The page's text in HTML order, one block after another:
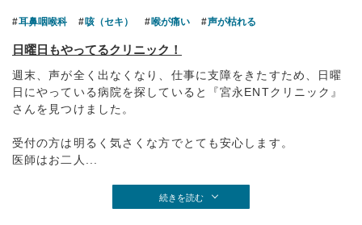
耳鼻咽喉科 咳（セキ） 喉が痛い 声が枯れる
日曜日もやってるクリニック！
週末、声が全く出なくなり、仕事に支障をきたすため、日曜
日にやっている病院を探していると『宮永ENTクリニック』
さんを見つけました。
受付の方は明るく気さくな方でとても安心します。
医師はお二人...
続きを読む